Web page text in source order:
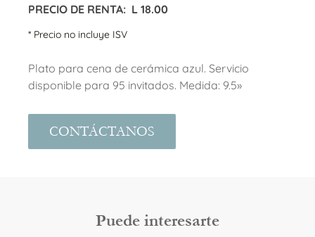
PRECIO DE RENTA: L 18.00
* Precio no incluye ISV
Plato para cena de cerámica azul. Servicio
disponible para 95 invitados. Medida: 9.5»
CONTÁCTANOS
Puede interesarte